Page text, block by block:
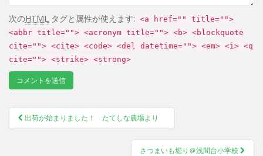
次のHTML タグと属性が使えます: <a href="" title="">
<abbr title=""> <acronym title=""> <b> <blockquote
cite=""> <cite> <code> <del datetime=""> <em> <i> <q
cite=""> <strike> <strong>
Post navigation
出荷が始まりました！ たてしな農場より
さつまいも堀り＠浅間台小学校